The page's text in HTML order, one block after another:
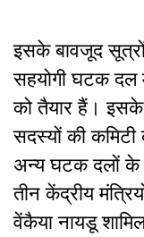
इसके बावजूद
सहयोगी घटक दल
को तैयार हैं। इसके
सदस्यों की
अन्य घटक दलों के
तीन केंद्रीय
वेंकैया नायडू